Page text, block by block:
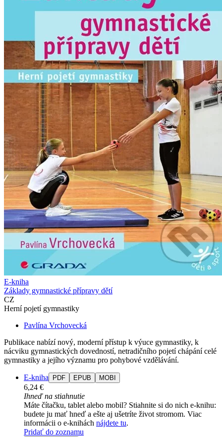
E-kniha
Základy gymnastické přípravy dětí
CZ
Herní pojetí gymnastiky
Pavlína Vrchovecká
Publikace nabízí nový, moderní přístup k výuce gymnastiky, k
nácviku gymnastických dovedností, netradičního pojetí chápání celé
gymnastiky a jejího významu pro pohybové vzdělávání.
E-kniha PDF EPUB MOBI
6,24 €
Ihneď na stiahnutie
Máte čítačku, tablet alebo mobil? Stiahnite si do nich e-knihu:
budete ju mať hneď a ešte aj ušetríte život stromom. Viac
informácii o e-knihách nájdete tu.
Pridať do zoznamu